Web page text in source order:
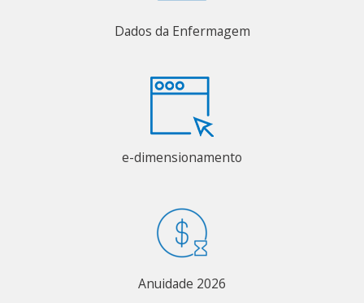
Dados da Enfermagem
e-dimensionamento
Anuidade 2026